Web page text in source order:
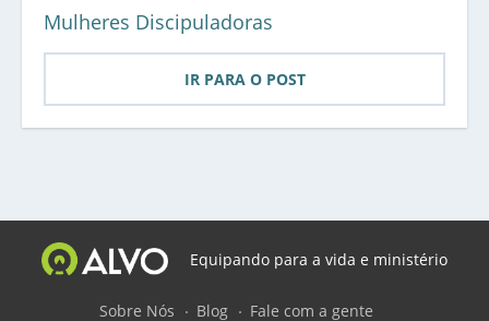
Mulheres Discipuladoras
IR PARA O POST
Equipando para a vida e ministério
Sobre Nós Blog Fale com a gente